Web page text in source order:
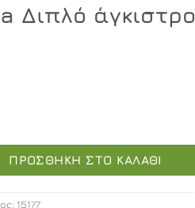
Διπλό άγκιστρο
ΠΡΟΣΘΉΚΗ ΣΤΟ ΚΑΛΆΘΙ
15177